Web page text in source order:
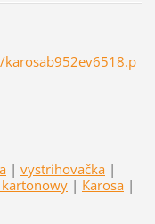
| vystrihovačka |
| Karosa |